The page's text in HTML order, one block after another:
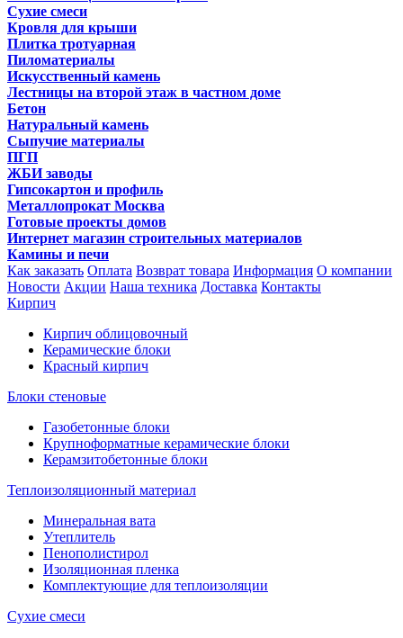
Сухие смеси
Кровля для крыши
Плитка тротуарная
Пиломатериалы
Искусственный камень
Лестницы на второй этаж в частном доме
Бетон
Натуральный камень
Сыпучие материалы
ПГП
ЖБИ заводы
Гипсокартон и профиль
Металлопрокат Москва
Готовые проекты домов
Интернет магазин строительных материалов
Камины и печи
Как заказать Оплата Возврат товара Информация О компании
Новости Акции Наша техника Доставка Контакты
Кирпич
Кирпич облицовочный
Керамические блоки
Красный кирпич
Блоки стеновые
Газобетонные блоки
Крупноформатные керамические блоки
Керамзитобетонные блоки
Теплоизоляционный материал
Минеральная вата
Утеплитель
Пенополистирол
Изоляционная пленка
Комплектующие для теплоизоляции
Сухие смеси